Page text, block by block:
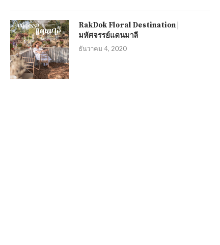
RakDok Floral Destination |
มหัศจรรย์แดนมาลี
ธันวาคม 4, 2020